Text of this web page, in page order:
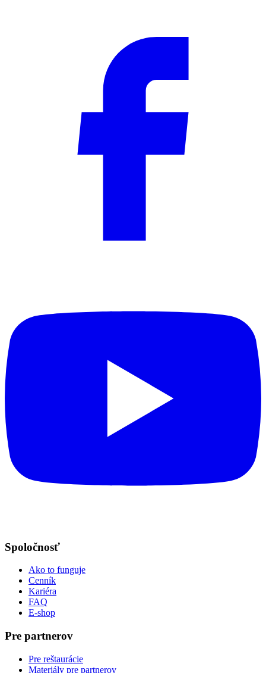
Spoločnosť
Ako to funguje
Cenník
Kariéra
FAQ
E-shop
Pre partnerov
Pre reštaurácie
Materiály pre partnerov